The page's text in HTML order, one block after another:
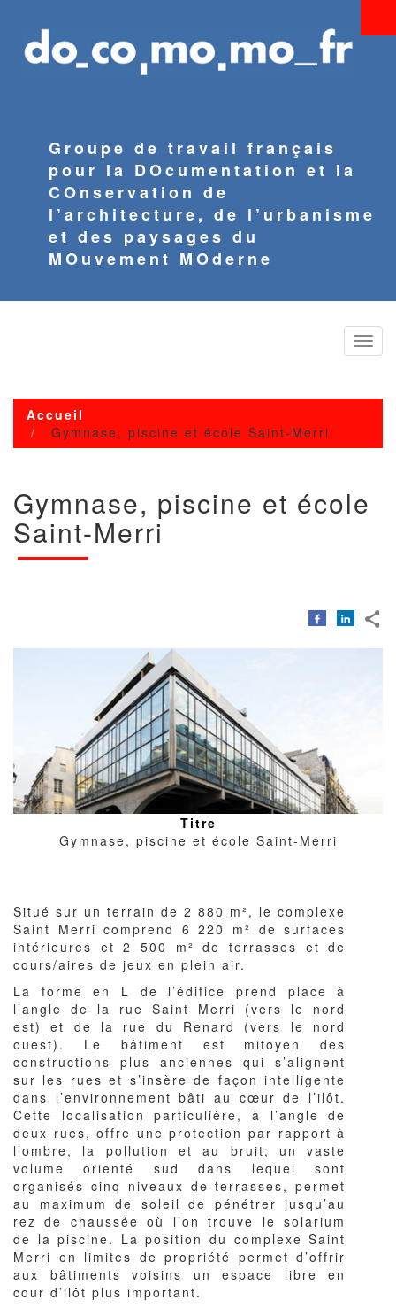
contenu
principal
Groupe de travail français
pour la DOcumentation et la
COnservation de
l’architecture, de l’urbanisme
et des paysages du
MOuvement MOderne
Toggle
Accueil
Gymnase, piscine et école Saint-Merri
Gymnase, piscine et école
Saint-Merri
copyright
Titre
Gymnase, piscine et école Saint-Merri
Corps
du
texte
Situé sur un terrain de 2 880 m², le complexe
Saint Merri comprend 6 220 m² de surfaces
intérieures et 2 500 m² de terrasses et de
cours/aires de jeux en plein air.
La forme en L de l’édifice prend place à
l’angle de la rue Saint Merri (vers le nord
est) et de la rue du Renard (vers le nord
ouest). Le bâtiment est mitoyen des
constructions plus anciennes qui s’alignent
sur les rues et s’insère de façon intelligente
dans l’environnement bâti au cœur de l’ilôt.
Cette localisation particulière, à l’angle de
deux rues, offre une protection par rapport à
l’ombre, la pollution et au bruit; un vaste
volume orienté sud dans lequel sont
organisés cinq niveaux de terrasses, permet
au maximum de soleil de pénétrer jusqu’au
rez de chaussée où l’on trouve le solarium
de la piscine. La position du complexe Saint
Merri en limites de propriété permet d’offrir
aux bâtiments voisins un espace libre en
cour d’ilôt plus important.